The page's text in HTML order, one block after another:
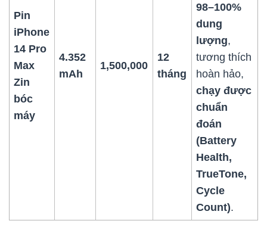
Pin
iPhone
14 Pro
Max
Zin
bóc
máy
4.352
mAh
1,500,000
12
tháng
98–100%
dung
lượng,
tương thích
hoàn hảo,
chạy được
chuẩn
đoán
(Battery
Health,
TrueTone,
Cycle
Count).